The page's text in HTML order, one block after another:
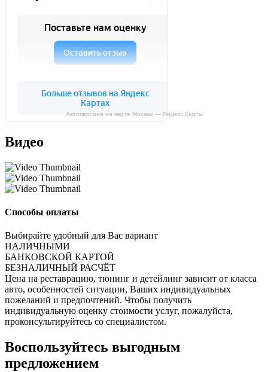
Автоперсона на карте Москвы — Яндекс.Карты
Видео
Способы оплаты
Выбирайте удобный для Вас вариант
НАЛИЧНЫМИ
БАНКОВСКОЙ КАРТОЙ
БЕЗНАЛИЧНЫЙ РАСЧЁТ
Цена на реставрацию, тюнинг и детейлинг зависит от класса
авто, особенностей ситуации, Ваших индивидуальных
пожеланий и предпочтений. Чтобы получить
индивидуальную оценку стоимости услуг, пожалуйста,
проконсультируйтесь со специалистом.
Воспользуйтесь выгодным
предложением